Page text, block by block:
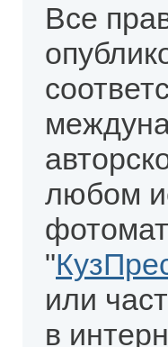
Все
любом
"
или
в